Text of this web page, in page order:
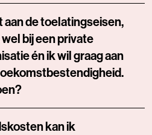
aan de toelatingseisen,
bij een private
én ik wil graag aan
kan ik